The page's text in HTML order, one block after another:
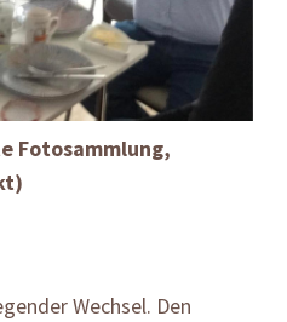
Fotosammlung,
Wechsel. Den